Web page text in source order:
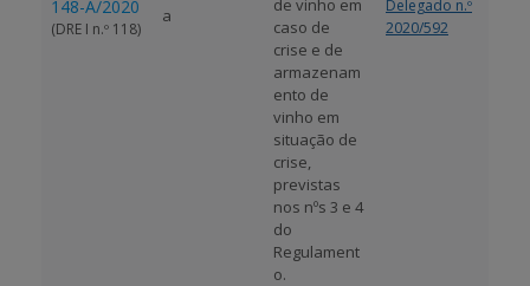
148-A/2020
(DRE I n.º 118)
a
de vinho em
caso de
crise e de
armazenam
ento de
vinho em
situação de
crise,
previstas
nos nºs 3 e 4
do
Regulament
o.
Delegado n.º
2020/592